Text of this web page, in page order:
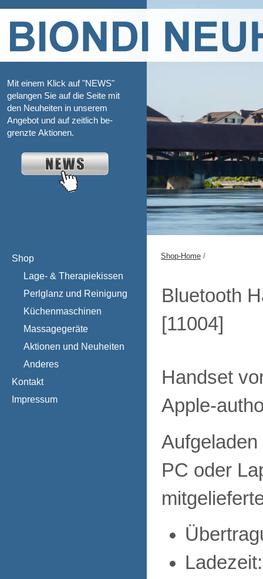
Mit einem Klick auf "NEWS"
gelangen Sie auf die Seite mit
den Neuheiten in unserem
Angebot und auf zeitlich be-
grenzte Aktionen.
Shop
Lage- & Therapiekissen
Perlglanz und Reinigung
Küchenmaschinen
Massagegeräte
Aktionen und Neuheiten
Anderes
Kontakt
Impressum
Shop-Home /
Bluetooth
[11004]
Handset
Apple-
PC oder